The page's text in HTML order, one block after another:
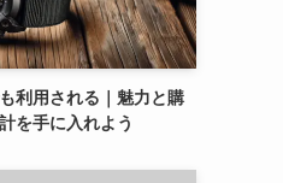
利用される｜魅力と購
を手に入れよう